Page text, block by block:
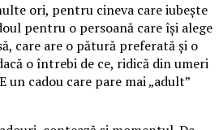
ori, pentru cineva care iubește
pentru o persoană care își alege
care are o pătură preferată și o
o întrebi de ce, ridică din umeri
un cadou care pare mai „adult”